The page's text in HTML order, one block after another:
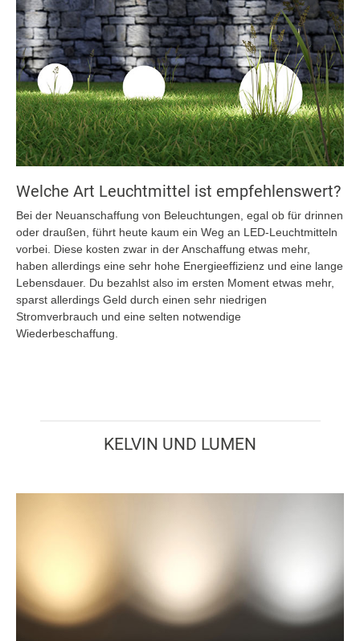
Welche Art Leuchtmittel ist empfehlenswert?
Bei der Neuanschaffung von Beleuchtungen, egal ob für drinnen
oder draußen, führt heute kaum ein Weg an LED-Leuchtmitteln
vorbei. Diese kosten zwar in der Anschaffung etwas mehr,
haben allerdings eine sehr hohe Energieeffizienz und eine lange
Lebensdauer. Du bezahlst also im ersten Moment etwas mehr,
sparst allerdings Geld durch einen sehr niedrigen
Stromverbrauch und eine selten notwendige
Wiederbeschaffung.
KELVIN UND LUMEN